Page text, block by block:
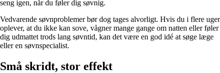
seng igen, når du føler dig søvnig.
Vedvarende søvnproblemer bør dog tages alvorligt. Hvis du i flere uger
oplever, at du ikke kan sove, vågner mange gange om natten eller føler
dig udmattet trods lang søvntid, kan det være en god idé at søge læge
eller en søvnspecialist.
Små skridt, stor effekt